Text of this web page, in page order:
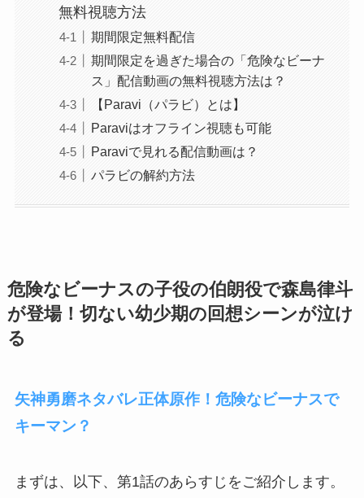
無料視聴方法
期間限定無料配信
期間限定を過ぎた場合の「危険なビーナ
ス」配信動画の無料視聴方法は？
【Paravi（パラビ）とは】
Paraviはオフライン視聴も可能
Paraviで見れる配信動画は？
パラビの解約方法
危険なビーナスの子役の伯朗役で森島律斗
が登場！切ない幼少期の回想シーンが泣け
る
矢神勇磨ネタバレ正体原作！危険なビーナスで
キーマン？
まずは、以下、第1話のあらすじをご紹介します。